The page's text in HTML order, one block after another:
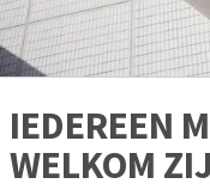
IEDEREEN
WELKOM